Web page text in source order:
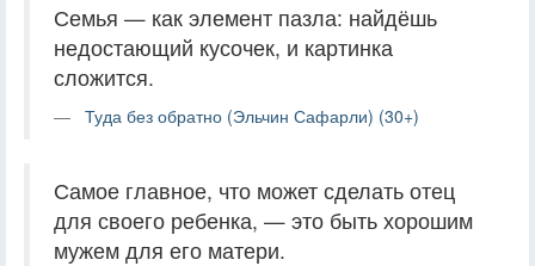
Семья — как элемент пазла: найдёшь
недостающий кусочек, и картинка
сложится.
Туда без обратно (Эльчин Сафарли) (30+)
Самое главное, что может сделать отец
для своего ребенка, — это быть хорошим
мужем для его матери.